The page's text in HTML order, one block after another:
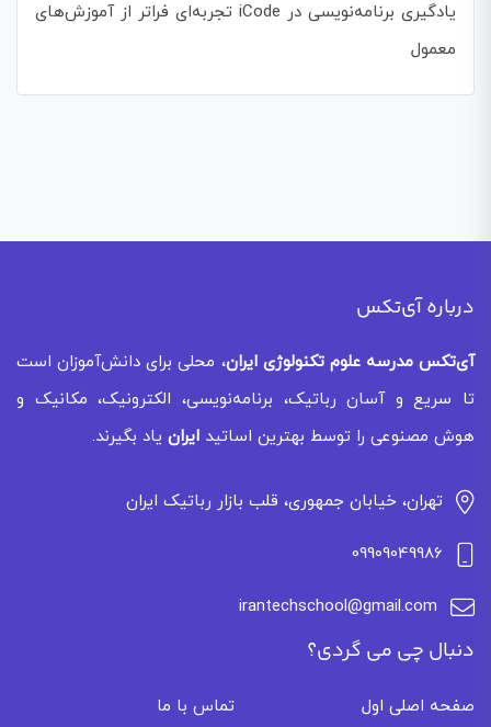
یادگیری برنامه‌نویسی در iCode تجربه‌ای فراتر از آموزش‌های
معمول
درباره آی‌تکس
آی‌تکس مدرسه علوم تکنولوژی ایران، محلی برای دانش‌آموزان است
تا سریع و آسان رباتیک، برنامه‌نویسی، الکترونیک، مکانیک و
هوش مصنوعی را توسط بهترین اساتید ایران یاد بگیرند.
تهران، خیابان جمهوری، قلب بازار رباتیک ایران
09909049986
irantechschool@gmail.com
دنبال چی می گردی؟
صفحه اصلی اول
تماس با ما